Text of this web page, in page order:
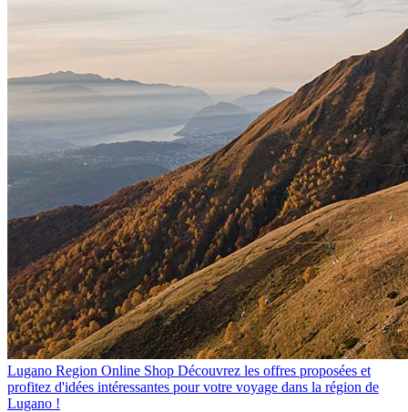
Lugano Region Online Shop Découvrez les offres proposées et
profitez d'idées intéressantes pour votre voyage dans la région de
Lugano !